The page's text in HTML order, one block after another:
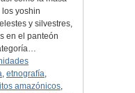
yoshin
y silvestres,
en el panteón
, etnografía,
amazónicos,